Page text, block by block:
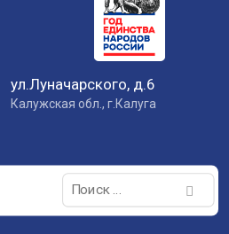
ул.Луначарского, д.6
Калужская обл., г.Калуга
Поиск: